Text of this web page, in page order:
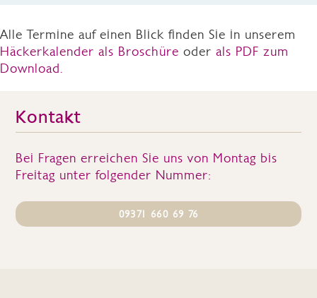
Alle Termine auf einen Blick finden Sie in unserem
Häckerkalender als Broschüre oder als PDF zum
Download.
Kontakt
Bei Fragen erreichen Sie uns von Montag bis
Freitag unter folgender Nummer:
09371 660 69 76